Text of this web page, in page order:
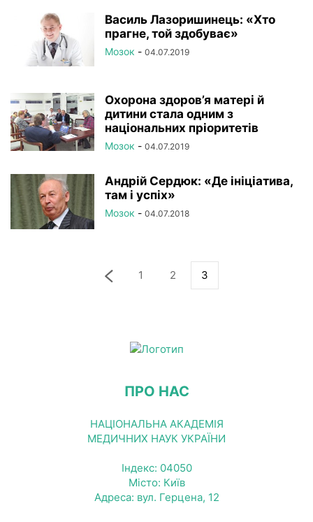
Василь Лазоришинець: «Хто
прагне, той здобуває»
Мозок - 04.07.2019
Охорона здоров’я матері й
дитини стала одним з
національних пріоритетів
Мозок - 04.07.2019
Андрій Сердюк: «Де ініціатива,
там і успіх»
Мозок - 04.07.2018
1 2 3
ПРО НАС
НАЦІОНАЛЬНА АКАДЕМІЯ
МЕДИЧНИХ НАУК УКРАЇНИ
Індекс: 04050
Місто: Київ
Адреса: вул. Герцена, 12